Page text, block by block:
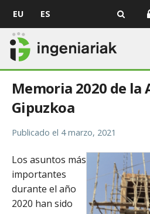
EU ES
Memoria 2020 de la
Gipuzkoa
Publicado el 4 marzo, 2021
Los asuntos más
importantes
durante el año
2020 han sido